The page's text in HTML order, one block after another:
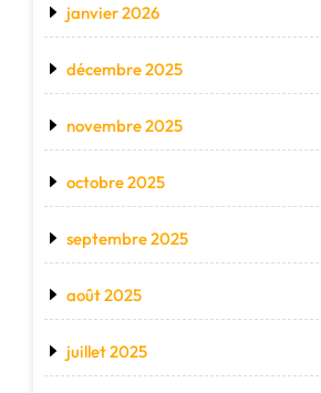
janvier 2026
décembre 2025
novembre 2025
octobre 2025
septembre 2025
août 2025
juillet 2025